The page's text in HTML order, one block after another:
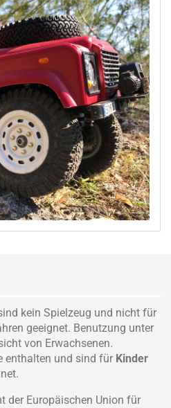
kein Spielzeug und nicht für
geeignet. Benutzung unter
von Erwachsenen.
enthalten und sind für Kinder
der Europäischen Union für